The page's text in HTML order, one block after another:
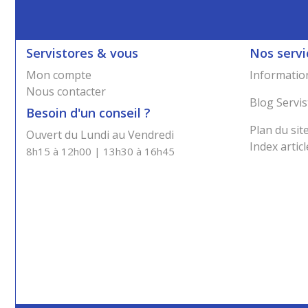
Servistores & vous
Mon compte
Nous contacter
Besoin d'un conseil ?
Ouvert du Lundi au Vendredi
8h15 à 12h00 | 13h30 à 16h45
Nos
Blog
Plan du
Index